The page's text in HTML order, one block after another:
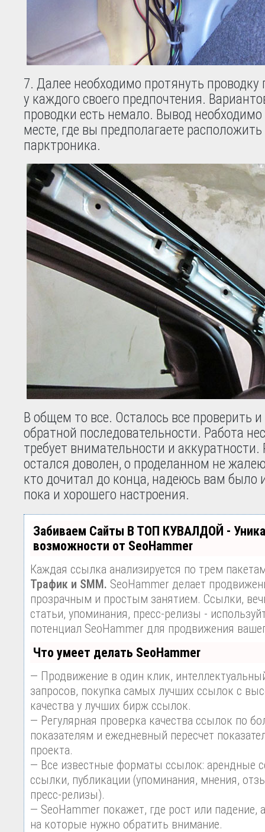
Далее необходимо протянуть проводку
у каждого своего предпочтения.
проводки есть немало. Вывод
месте, где вы предполагаете
парктроника.
В общем то все. Осталось все проверить и
обратной последовательности. Работа
требует внимательности и аккуратности.
остался доволен, о проделанном не
кто дочитал до конца, надеюсь вам было
пока и хорошего настроения.
Забиваем Сайты В ТОП КУВАЛДОЙ -
возможности от SeoHammer
Каждая ссылка анализируется по трем
Трафик и SMM. SeoHammer делает
прозрачным и простым занятием. Ссылки,
статьи, упоминания, пресс-релизы -
потенциал SeoHammer для продвижения
Что умеет делать SeoHammer
— Продвижение в один клик,
запросов, покупка самых лучших ссылок с
качества у лучших бирж ссылок.
— Регулярная проверка качества ссылок по
показателям и ежедневный пересчет
проекта.
— Все известные форматы ссылок: арендные
ссылки, публикации (упоминания, мнения,
пресс-релизы).
— SeoHammer покажет, где рост или падение,
на которые нужно обратить внимание.